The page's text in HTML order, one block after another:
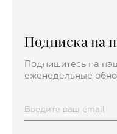
Подписка на
Подпишитесь на
еженедельные